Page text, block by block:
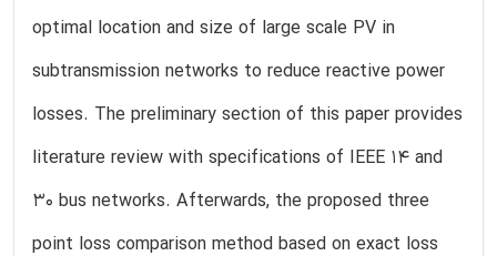
optimal location and size of large scale PV in
subtransmission networks to reduce reactive power
losses. The preliminary section of this paper provides
literature review with specifications of IEEE 14 and
30 bus networks. Afterwards, the proposed three
point loss comparison method based on exact loss